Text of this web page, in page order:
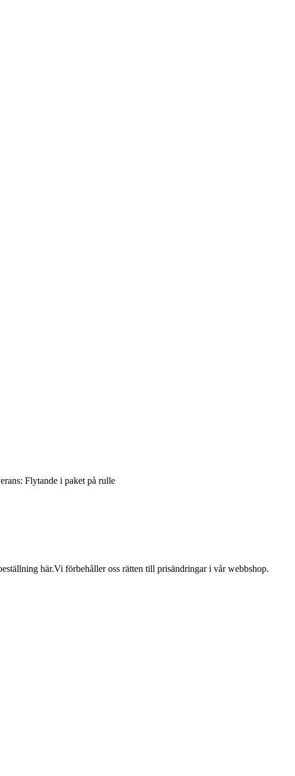
Flytande i paket på rulle
här.Vi förbehåller oss rätten till prisändringar i vår webbshop.